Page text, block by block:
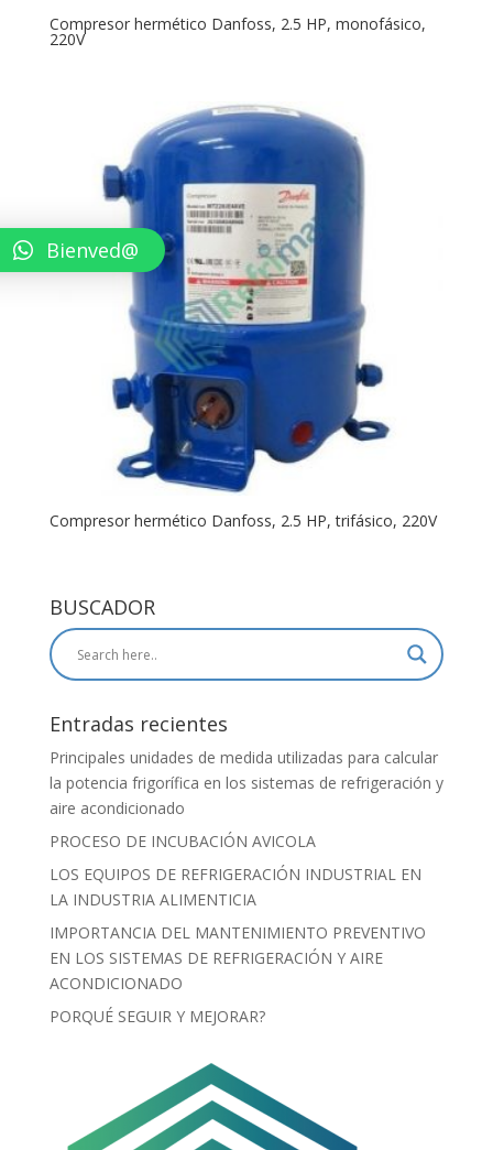
Compresor hermético Danfoss, 2.5 HP, monofásico,
220V
Compresor hermético Danfoss, 2.5 HP, trifásico, 220V
BUSCADOR
Entradas recientes
Principales unidades de medida utilizadas para calcular
la potencia frigorífica en los sistemas de refrigeración y
aire acondicionado
PROCESO DE INCUBACIÓN AVICOLA
LOS EQUIPOS DE REFRIGERACIÓN INDUSTRIAL EN
LA INDUSTRIA ALIMENTICIA
IMPORTANCIA DEL MANTENIMIENTO PREVENTIVO
EN LOS SISTEMAS DE REFRIGERACIÓN Y AIRE
ACONDICIONADO
PORQUÉ SEGUIR Y MEJORAR?
Bienved@